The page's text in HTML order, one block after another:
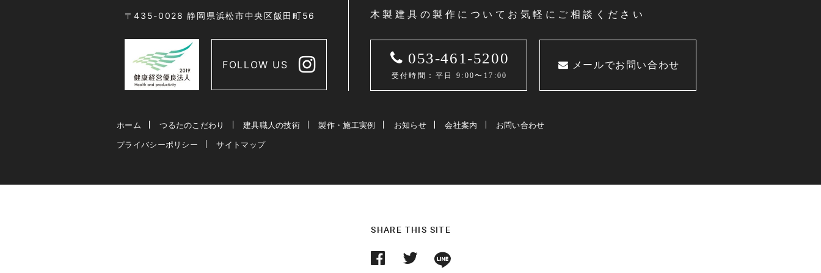
〒435-0028 静岡県浜松市中央区飯田町56
FOLLOW US
木製建具の製作についてお気軽にご相談ください
053-461-5200
受付時間：平日 9:00〜17:00
メールでお問い合わせ
ホーム つるたのこだわり 建具職人の技術 製作・施工実例 お知らせ 会社案内
お問い合わせ
プライバシーポリシー
サイトマップ
SHARE THIS SITE